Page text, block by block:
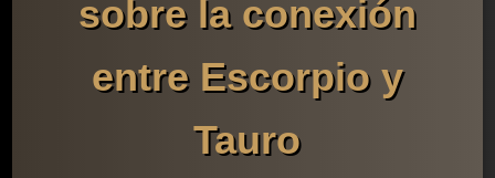
sobre la conexión
entre Escorpio y
Tauro